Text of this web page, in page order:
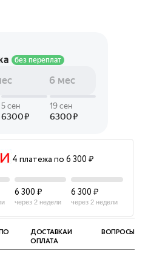
4 платежа по 6 300 ₽
6 300 ₽
через 2 недели
6 300 ₽
через 2 недели
ДОСТАВКА И
ОПЛАТА
ВОПРОСЫ